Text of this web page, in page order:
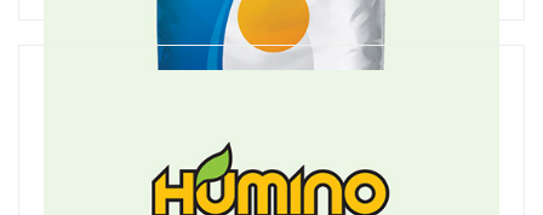
Corghaans
Azotlu Katı Organomineral Gübre